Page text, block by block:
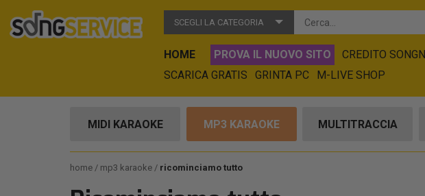
SCEGLI LA CATEGORIA
HOME PROVA IL NUOVO SITO CREDITO
SCARICA GRATIS
GRINTA PC M-LIVE SHOP
MIDI KARAOKE MP3 KARAOKE MULTITRACCIA
home mp3 karaoke ricominciamo tutto